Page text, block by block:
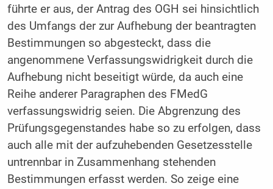
führte er aus, der Antrag des OGH sei hinsichtlich
des Umfangs der zur Aufhebung der beantragten
Bestimmungen so abgesteckt, dass die
angenommene Verfassungswidrigkeit durch die
Aufhebung nicht beseitigt würde, da auch eine
Reihe anderer Paragraphen des FMedG
verfassungswidrig seien. Die Abgrenzung des
Prüfungsgegenstandes habe so zu erfolgen, dass
auch alle mit der aufzuhebenden Gesetzesstelle
untrennbar in Zusammenhang stehenden
Bestimmungen erfasst werden. So zeige eine